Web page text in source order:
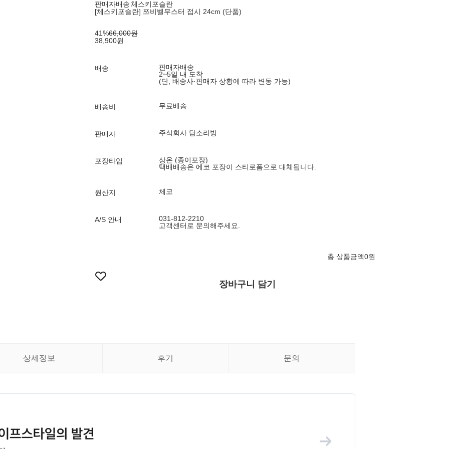
판매자배송 체스키포슬란
[체스키포슬란] 쯔비벨무스터 접시 24cm (단품)
41%66,000원
38,900원
배송
판매자배송
2~5일 내 도착
(단, 배송사·판매자 상황에 따라 변동 가능)
배송비 무료배송
판매자 주식회사 담소리빙
포장타입
상온 (종이포장)
택배배송은 에코 포장이 스티로폼으로 대체됩니다.
원산지 체코
A/S 안내
031-812-2210
고객센터로 문의해주세요.
총 상품금액0원
장바구니 담기
상세정보 후기 문의